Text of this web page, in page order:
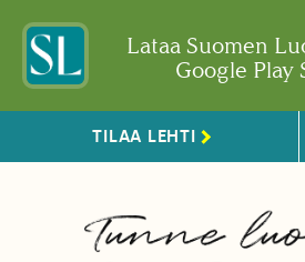
Lataa Suomen
Google Play
TILAA LEHTI